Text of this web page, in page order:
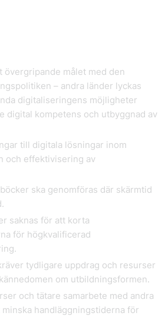
övergripande målet med den
– andra länder lyckas
digitaliseringens möjligheter
digital kompetens och utbyggnad av
till digitala lösningar inom
och effektivisering av
ska genomföras där skärmtid
saknas för att korta
för högkvalificerad
tydligare uppdrag och resurser
om utbildningsformen.
och tätare samarbete med andra
handläggningstiderna för